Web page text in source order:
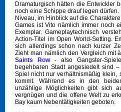
Dramaturgisch hätten die Entwickler
noch eine Schippe drauf legen
Niveau, im Hinblick auf die
Games ist Vito nämlich immer noch
Exemplar. Gameplaytechnisch
Action-Titel im Open World-Setting.
sich allerdings schon nach kurzer
Zieht man nämlich den Vergleich mit
Saints Row- also Gangster-
begehbaren Stadt angesiedelt sind
Spiel nicht nur verhältnismäßig klein,
kommt. Während es in den
unzählige Möglichkeiten gibt sich
vergnügen und die offene Welt zu
Bay kaum Nebentätigkeiten geboten.